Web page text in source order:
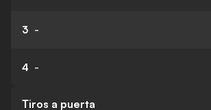
3 -
4 -
Tiros a puerta